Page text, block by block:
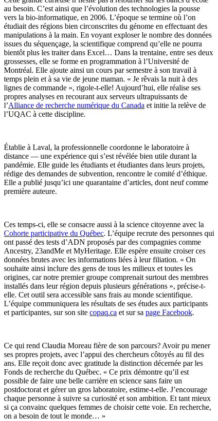
au besoin. C’est ainsi que l’évolution des technologies la pousse
vers la bio-informatique, en 2006. L’époque se termine où l’on
étudiait des régions bien circonscrites du génome en effectuant des
manipulations à la main. En voyant exploser le nombre des données
issues du séquençage, la scientifique comprend qu’elle ne pourra
bientôt plus les traiter dans Excel… Dans la trentaine, entre ses deux
grossesses, elle se forme en programmation à l’Université de
Montréal. Elle ajoute ainsi un cours par semestre à son travail à
temps plein et à sa vie de jeune maman. « Je rêvais la nuit à des
lignes de commande », rigole-t-elle! Aujourd’hui, elle réalise ses
propres analyses en recourant aux serveurs ultrapuissants de
l’Alliance de recherche numérique du Canada et initie la relève de
l’UQAC à cette discipline.
Établie à Laval, la professionnelle coordonne le laboratoire à
distance — une expérience qui s’est révélée bien utile durant la
pandémie. Elle guide les étudiants et étudiantes dans leurs projets,
rédige des demandes de subvention, rencontre le comité d’éthique.
Elle a publié jusqu’ici une quarantaine d’articles, dont neuf comme
première auteure.
Ces temps-ci, elle se consacre aussi à la science citoyenne avec la
Cohorte participative du Québec. L’équipe recrute des personnes qui
ont passé des tests d’ADN proposés par des compagnies comme
Ancestry, 23andMe et MyHeritage. Elle espère ensuite croiser ces
données brutes avec les informations liées à leur filiation. « On
souhaite ainsi inclure des gens de tous les milieux et toutes les
origines, car notre premier groupe comprenait surtout des membres
installés dans leur région depuis plusieurs générations », précise-t-
elle. Cet outil sera accessible sans frais au monde scientifique.
L’équipe communiquera les résultats de ses études aux participants
et participantes, sur son site copaq.ca et sur sa page Facebook.
Ce qui rend Claudia Moreau fière de son parcours? Avoir pu mener
ses propres projets, avec l’appui des chercheurs côtoyés au fil des
ans. Elle reçoit donc avec gratitude la distinction décernée par les
Fonds de recherche du Québec. « Ce prix démontre qu’il est
possible de faire une belle carrière en science sans faire un
postdoctorat et gérer un gros laboratoire, estime-t-elle. J’encourage
chaque personne à suivre sa curiosité et son ambition. Et tant mieux
si ça convainc quelques femmes de choisir cette voie. En recherche,
on a besoin de tout le monde… »